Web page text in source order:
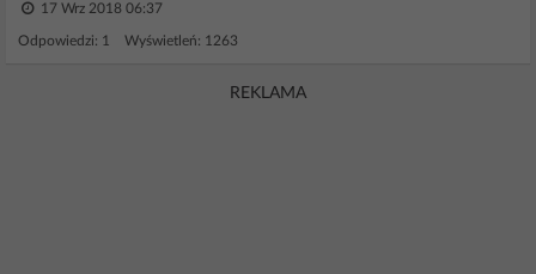
17 Wrz 2018 06:37
Odpowiedzi: 1 Wyświetleń: 1263
REKLAMA